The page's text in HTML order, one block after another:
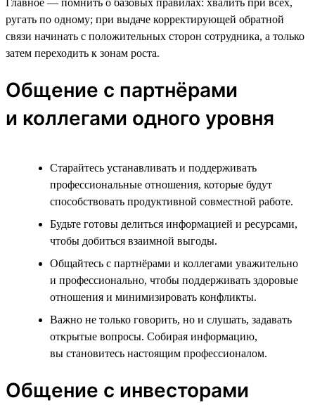
ругать по одному; при выдаче корректирующей обратной
связи начинать с положительных сторон сотрудника, а только
затем переходить к зонам роста.
Общение с партнёрами
и коллегами одного уровня
Старайтесь устанавливать и поддерживать
профессиональные отношения, которые будут
способствовать продуктивной совместной работе.
Будьте готовы делиться информацией и ресурсами,
чтобы добиться взаимной выгоды.
Общайтесь с партнёрами и коллегами уважительно
и профессионально, чтобы поддерживать здоровые
отношения и минимизировать конфликты.
Важно не только говорить, но и слушать, задавать
открытые вопросы. Собирая информацию,
вы становитесь настоящим профессионалом.
Общение с инвесторами